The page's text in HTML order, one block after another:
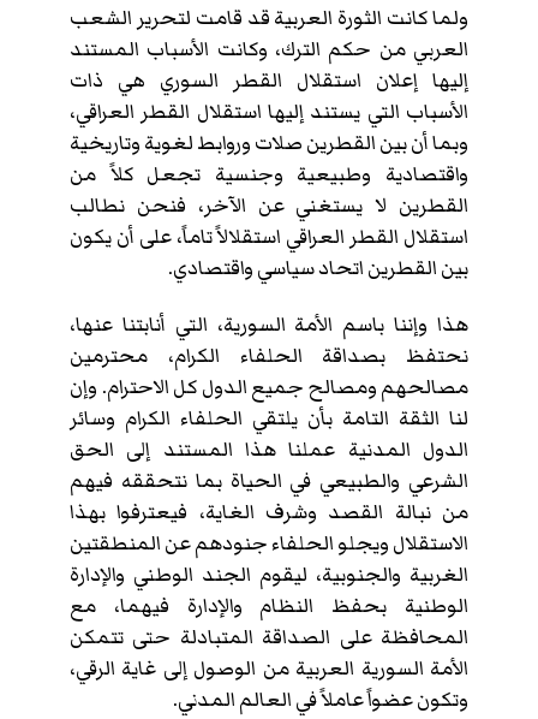
ولما كانت الثورة العربية قد قامت لتحرير الشعب
العربي من حكم الترك، وكانت الأسباب المستند
إليها إعلان استقلال القطر السوري هي ذات
الأسباب التي يستند إليها استقلال القطر العراقي،
وبما أن بين القطرين صلات وروابط لغوية وتاريخية
واقتصادية وطبيعية وجنسية تجعل كلاً من
القطرين لا يستغني عن الآخر، فنحن نطالب
استقلال القطر العراقي استقلالاً تاماً، على أن يكون
بين القطرين اتحاد سياسي واقتصادي.
هذا وإننا باسم الأمة السورية، التي أنابتنا عنها،
نحتفظ بصداقة الحلفاء الكرام، محترمين
مصالحهم ومصالح جميع الدول كل الاحترام. وإن
لنا الثقة التامة بأن يلتقي الحلفاء الكرام وسائر
الدول المدنية عملنا هذا المستند إلى الحق
الشرعي والطبيعي في الحياة بما نتحققه فيهم
من نبالة القصد وشرف الغاية، فيعترفوا بهذا
الاستقلال ويجلو الحلفاء جنودهم عن المنطقتين
الغربية والجنوبية، ليقوم الجند الوطني والإدارة
الوطنية بحفظ النظام والإدارة فيهما، مع
المحافظة على الصداقة المتبادلة حتى تتمكن
الأمة السورية العربية من الوصول إلى غاية الرقي،
وتكون عضواً عاملاً في العالم المدني.